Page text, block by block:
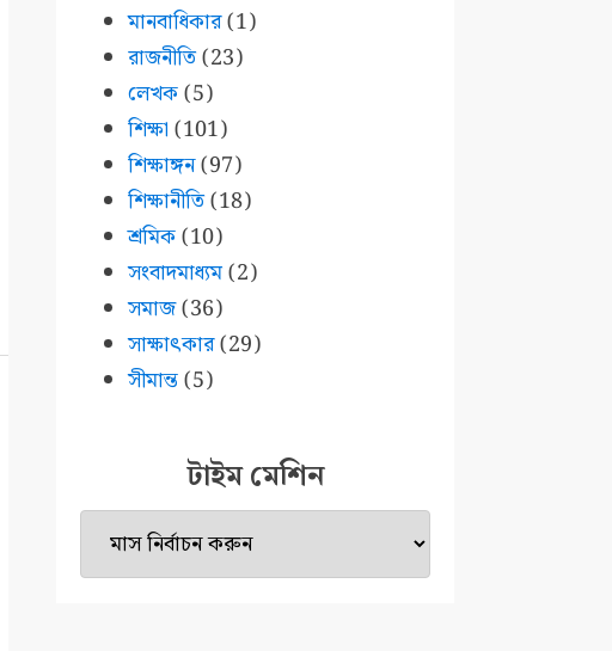
মানবাধিকার(1)
রাজনীতি(23)
লেখক(5)
শিক্ষা (101)
শিক্ষাঙ্গন(97)
শিক্ষানীতি(18)
শ্রমিক(10)
সংবাদমাধ্যম(2)
সমাজ(36)
সাক্ষাৎকার(29)
সীমান্ত(5)
টাইম মেশিন
টাইম
মেশিন